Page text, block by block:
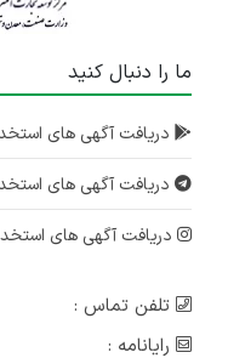
۷ سال پیش
ما را دنبال کنید
دریافت آگهی های
دریافت آگهی های
دریافت آگهی های
تلفن تماس :
رایانامه :